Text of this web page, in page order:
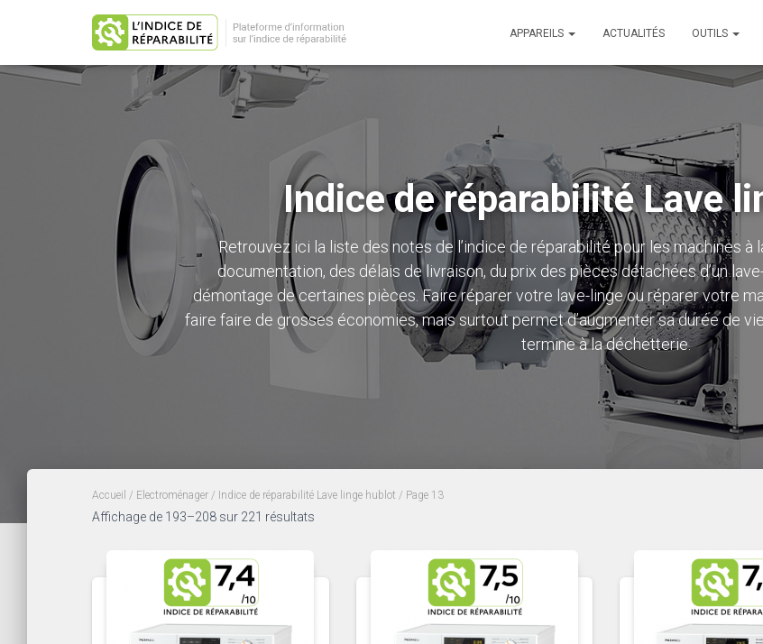
APPAREILS ACTUALITÉS OUTILS
Indice de réparabilité Lave
Retrouvez ici la liste des notes de l’indice de réparabilité pour les machines à
documentation, des délais de livraison, du prix des pièces détachées d’un
démontage de certaines pièces. Faire réparer votre lave-linge ou réparer votre
faire faire de grosses économies, mais surtout permet d’augmenter sa durée de
termine à la déchetterie.
Accueil / Electroménager / Indice de réparabilité Lave linge hublot / Page 13
Affichage de 193–208 sur 221 résultats